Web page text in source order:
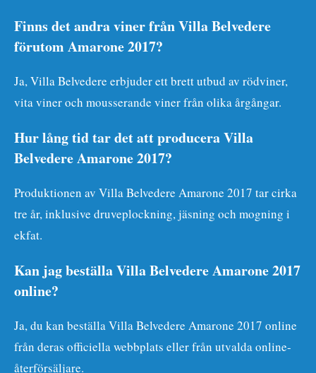
Finns det andra viner från Villa Belvedere
förutom Amarone 2017?
Ja, Villa Belvedere erbjuder ett brett utbud av rödviner,
vita viner och mousserande viner från olika årgångar.
Hur lång tid tar det att producera Villa
Belvedere Amarone 2017?
Produktionen av Villa Belvedere Amarone 2017 tar cirka
tre år, inklusive druveplockning, jäsning och mogning i
ekfat.
Kan jag beställa Villa Belvedere Amarone 2017
online?
Ja, du kan beställa Villa Belvedere Amarone 2017 online
från deras officiella webbplats eller från utvalda online-
återförsäljare.